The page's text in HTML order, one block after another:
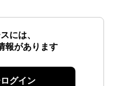
には、
報があります
グイン